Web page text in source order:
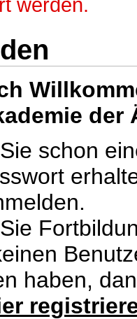
der
schon
haben,